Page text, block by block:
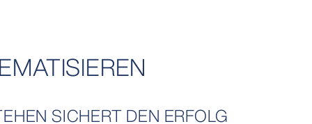
SICHERT DEN ERFOLG